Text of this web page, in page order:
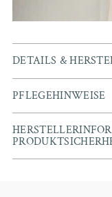
DETAILS &
PFLEGEHINWEISE